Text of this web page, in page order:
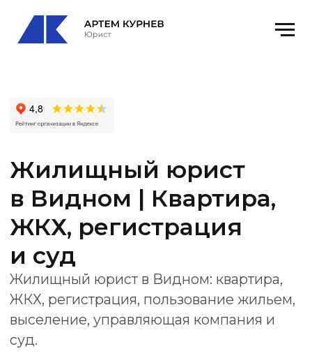
Жилищный юрист
ЖКХ, регистрация
и суд
Жилищный юрист в Видном: квартира,
ЖКХ, регистрация, пользование жильем,
выселение, управляющая компания и
Офис
: Видное, Битцевский пр., 3, оф. 12
email : kurnevartem@ya.ru